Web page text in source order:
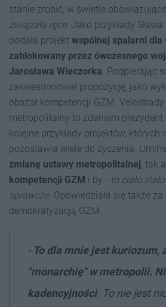
stanie zrobić, w świetle
związała ręce. Jako przykłady
podała projekt wspólnej spalarni dla
zablokowany przez ówczesnego
Jarosława Wieczorka. Podpierając
zakwestionował propozycję, jako
obszar kompetencji GZM.
metropolitalny to zdaniem prezydent
kolejne przykłady projektów, których
pozostawia wiele do życzenia.
zmianę ustawy metropolitalnej, tak
kompetencji GZM i by
- to ciało
sprawcze. Opowiedziała się także za
demokratyzacją GZM.
- To dla mnie jest kuriozum,
"monarchię" w metropolii.
kadencyjności. To nie jest